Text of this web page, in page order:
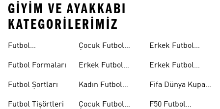
GIYIM VE AYAKKABI
KATEGORILERIMIZ
Futbol
Futbol Formaları
Futbol Şortları
Futbol Tişörtleri
Çocuk Futbol
Erkek Futbol
Kadın Futbol
Çocuk Futbol
Erkek Futbol
Erkek Futbol
Fifa Dünya Kupası
F50 Futbol